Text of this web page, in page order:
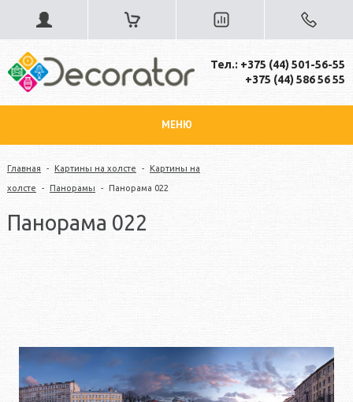
Тел.: +375 (44) 501-56-55
+375 (44) 586 56 55
МЕНЮ
Главная - Картины на холсте - Картины на
холсте - Панорамы - Панорама 022
Панорама 022